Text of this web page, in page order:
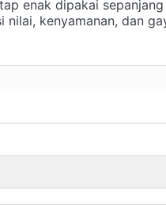
enak dipakai
kenyamanan, dan